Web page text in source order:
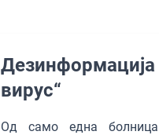
вирус“
Од само една